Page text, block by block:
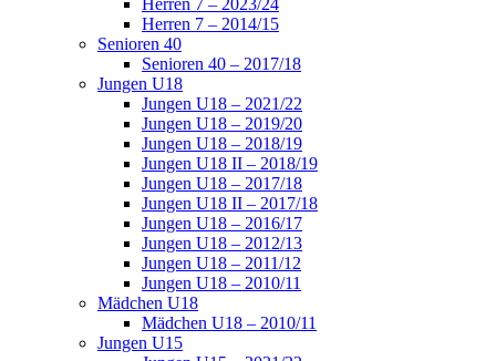
Herren 7 – 2023/24
Herren 7 – 2014/15
Senioren 40
Senioren 40 – 2017/18
Jungen U18
Jungen U18 – 2021/22
Jungen U18 – 2019/20
Jungen U18 – 2018/19
Jungen U18 II – 2018/19
Jungen U18 – 2017/18
Jungen U18 II – 2017/18
Jungen U18 – 2016/17
Jungen U18 – 2012/13
Jungen U18 – 2011/12
Jungen U18 – 2010/11
Mädchen U18
Mädchen U18 – 2010/11
Jungen U15